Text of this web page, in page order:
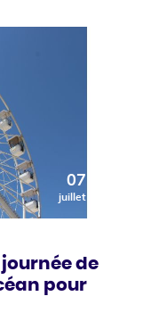
07
juillet
journée de
pour